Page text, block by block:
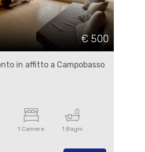
€ 500
in affitto a Campobasso
1 Camere 1 Bagni